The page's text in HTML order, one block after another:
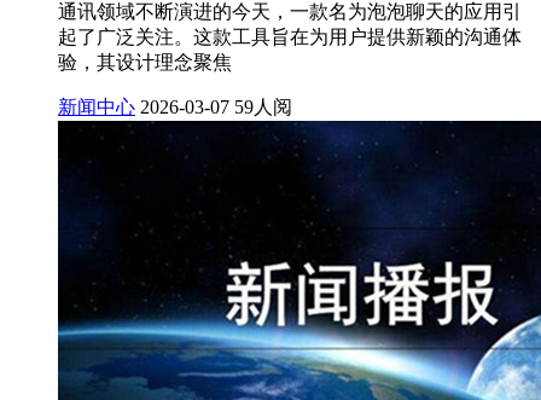
通讯领域不断演进的今天，一款名为泡泡聊天的应用引
起了广泛关注。这款工具旨在为用户提供新颖的沟通体
验，其设计理念聚焦
新闻中心 2026-03-07 59人阅